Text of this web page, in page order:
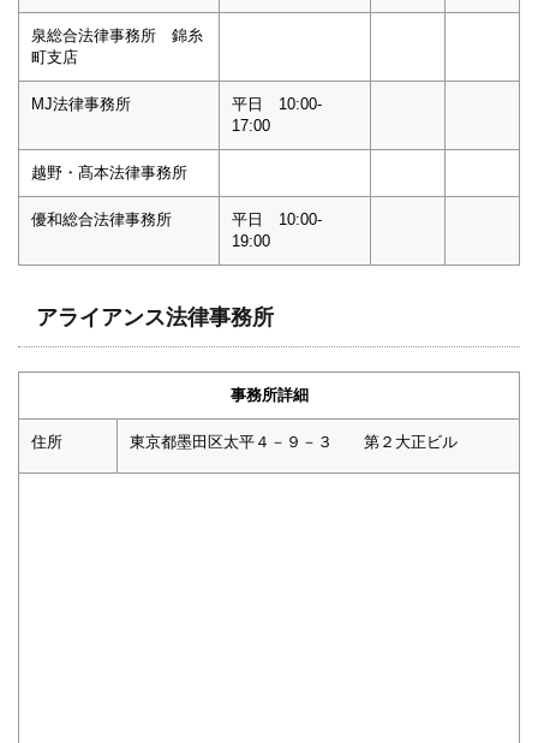
泉総合法律事務所 錦糸
町支店
MJ法律事務所
平日 10:00-
17:00
越野・髙本法律事務所
優和総合法律事務所
平日 10:00-
19:00
アライアンス法律事務所
事務所詳細
住所 東京都墨田区太平４－９－３ 第２大正ビル